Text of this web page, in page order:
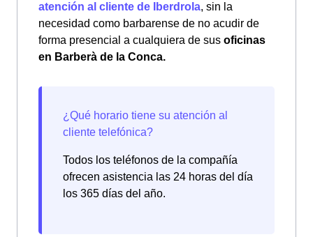
atención al cliente de Iberdrola, sin la
necesidad como barbarense de no acudir de
forma presencial a cualquiera de sus oficinas
en Barberà de la Conca.
Todos los teléfonos de la compañía
ofrecen asistencia las 24 horas del día
los 365 días del año.